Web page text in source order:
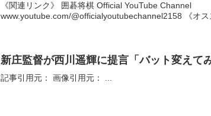
《関連リンク》 囲碁将棋 Official YouTube Channel
www.youtube.com/@officialyoutubechannel2158 《オ
新庄監督が西川遥輝に提言「バット変えて
記事引用元： 画像引用元： ...